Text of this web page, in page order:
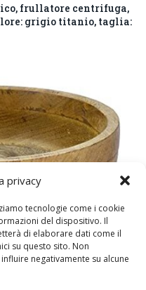
privacy
tecnologie come i cookie
del dispositivo. Il
di elaborare dati come il
su questo sito. Non
negativamente su alcune
frullatore centrifuga,
grigio titanio, taglia:
legno di mango, XXL,
a cera naturale
a mano, stile e design